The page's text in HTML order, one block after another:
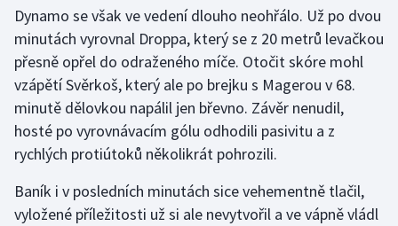
Sportovní střelba
Stolní tenis
Triatlon
Veslování
Vodní slalom
Dynamo se však ve vedení dlouho neohřálo. Už po dvou
minutách vyrovnal Droppa, který se z 20 metrů levačkou
přesně opřel do odraženého míče. Otočit skóre mohl
vzápětí Svěrkoš, který ale po brejku s Magerou v 68.
minutě dělovkou napálil jen břevno. Závěr nenudil,
hosté po vyrovnávacím gólu odhodili pasivitu a z
rychlých protiútoků několikrát pohrozili.
Baník i v posledních minutách sice vehementně tlačil,
vyložené příležitosti už si ale nevytvořil a ve vápně vládl